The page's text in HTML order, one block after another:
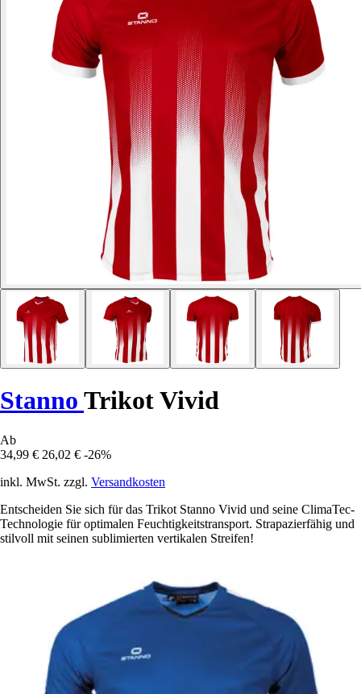
Stanno Trikot Vivid
Ab
34,99 € 26,02 € -26%
inkl. MwSt. zzgl. Versandkosten
Entscheiden Sie sich für das Trikot Stanno Vivid und seine ClimaTec-
Technologie für optimalen Feuchtigkeitstransport. Strapazierfähig und
stilvoll mit seinen sublimierten vertikalen Streifen!